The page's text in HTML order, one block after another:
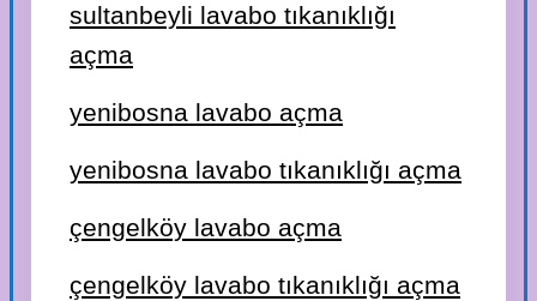
sultanbeyli lavabo tıkanıklığı
açma
yenibosna lavabo açma
yenibosna lavabo tıkanıklığı açma
çengelköy lavabo açma
çengelköy lavabo tıkanıklığı açma